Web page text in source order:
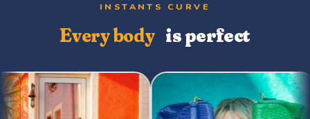
INSTANTS CURVE
Every body is perfect